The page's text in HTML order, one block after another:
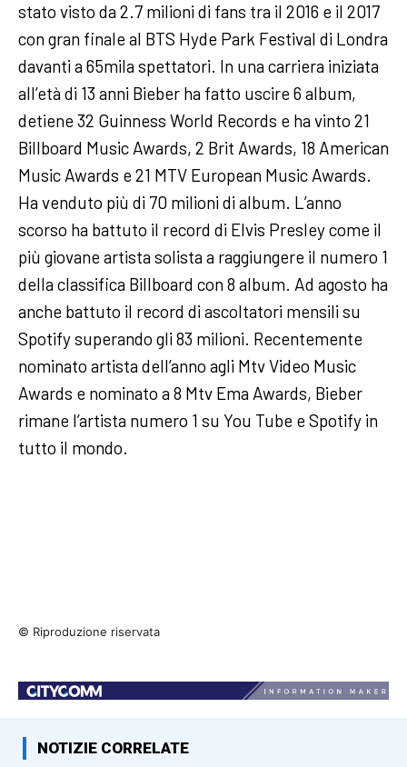
stato visto da 2.7 milioni di fans tra il 2016 e il 2017
con gran finale al BTS Hyde Park Festival di Londra
davanti a 65mila spettatori. In una carriera iniziata
all’età di 13 anni Bieber ha fatto uscire 6 album,
detiene 32 Guinness World Records e ha vinto 21
Billboard Music Awards, 2 Brit Awards, 18 American
Music Awards e 21 MTV European Music Awards.
Ha venduto più di 70 milioni di album. L’anno
scorso ha battuto il record di Elvis Presley come il
più giovane artista solista a raggiungere il numero 1
della classifica Billboard con 8 album. Ad agosto ha
anche battuto il record di ascoltatori mensili su
Spotify superando gli 83 milioni. Recentemente
nominato artista dell’anno agli Mtv Video Music
Awards e nominato a 8 Mtv Ema Awards, Bieber
rimane l’artista numero 1 su You Tube e Spotify in
tutto il mondo.
© Riproduzione riservata
NOTIZIE CORRELATE